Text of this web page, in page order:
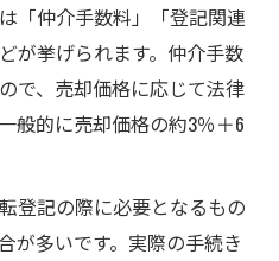
「仲介手数料」「登記関連
が挙げられます。仲介手数
で、売却価格に応じて法律
般的に売却価格の約3％＋6
登記の際に必要となるもの
が多いです。実際の手続き